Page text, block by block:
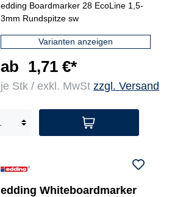
edding Boardmarker 28 EcoLine 1,5-
3mm Rundspitze sw
Varianten anzeigen
ab 1,71 €*
je Stk / exkl. MwStzzgl. Versand
edding Whiteboardmarker